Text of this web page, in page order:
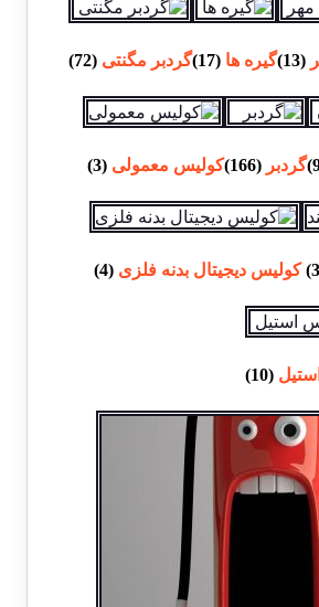
(13) گیره ها(17) گردبر مگنتی(72)
گردبر(166) کولیس معمولی(3)
کولیس دیجیتال بدنه فلزی(4)
(10)